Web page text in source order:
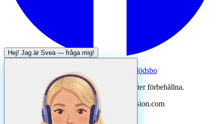
Dödsboofferter — hjälp med dödsbo
Svenska Hantverkare. Alla rättigheter förbehållna.
Uppdateradaugusti 2026· Drivs av N3ovision.com
Hej! Jag är Svea— fråga mig!